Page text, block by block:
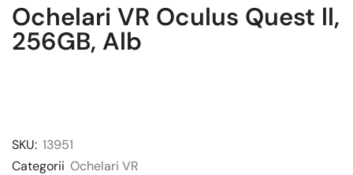
Ochelari VR Oculus Quest ll,
256GB, Alb
SKU: 13951
Categorii Ochelari VR